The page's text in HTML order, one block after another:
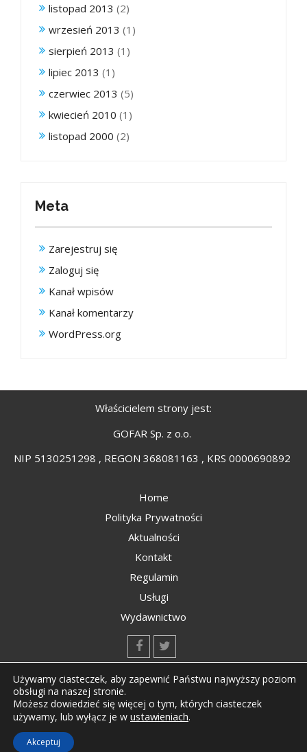
listopad 2013 (2)
wrzesień 2013 (1)
sierpień 2013 (1)
lipiec 2013 (1)
czerwiec 2013 (5)
kwiecień 2010 (1)
listopad 2000 (2)
Meta
Zarejestruj się
Zaloguj się
Kanał wpisów
Kanał komentarzy
WordPress.org
Właścicielem strony jest:
GOFAR Sp. z o.o.
NIP 5130251298 , REGON 368081163 , KRS 0000690892
Home
Polityka Prywatności
Aktualności
Kontakt
Regulamin
Usługi
Wydawnictwo
Copyright © All rights reserved Kompozyty.net
Używamy ciasteczek, aby zapewnić Państwu najwyższy poziom
obsługi na naszej stronie.
Możesz dowiedzieć się więcej o tym, których ciasteczek
używamy, lub wyłącz je w ustawieniach.
Akceptuj